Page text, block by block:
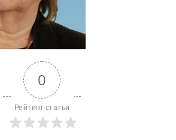
0
Рейтинг статьи